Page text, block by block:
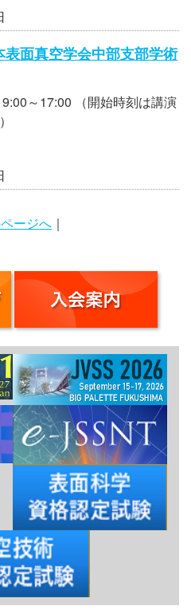
表面真空学会中部支部学術
～17:00 （開始時刻は講演
ージへ ｜